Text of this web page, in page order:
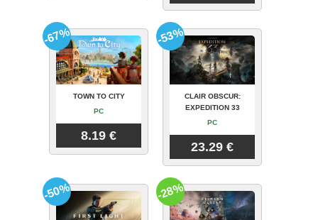
TOWN TO CITY
PC
8.19 €
-67%
CLAIR OBSCUR:
EXPEDITION 33
PC
23.29 €
-53%
-50% -28%